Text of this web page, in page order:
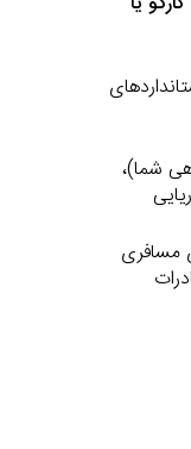
شما)،
مسافری